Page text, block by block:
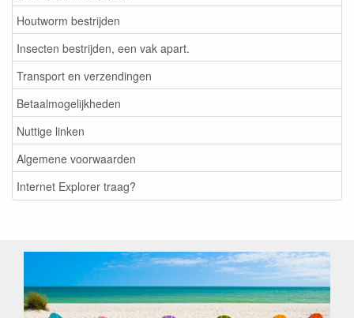
Houtworm bestrijden
Insecten bestrijden, een vak apart.
Transport en verzendingen
Betaalmogelijkheden
Nuttige linken
Algemene voorwaarden
Internet Explorer traag?